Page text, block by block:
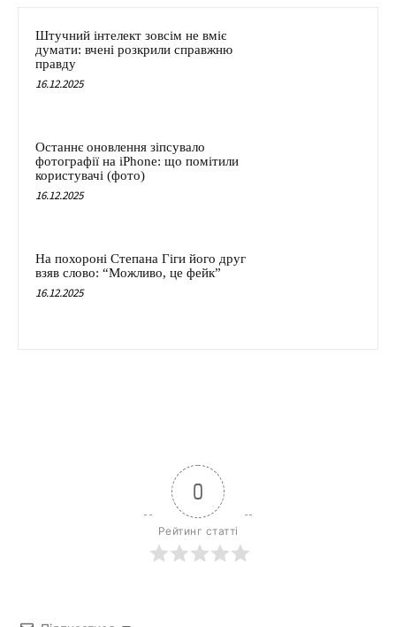
Штучний інтелект зовсім не вміє
думати: вчені розкрили справжню
правду
16.12.2025
Останнє оновлення зіпсувало
фотографії на iPhone: що помітили
користувачі (фото)
16.12.2025
На похороні Степана Гіги його друг
взяв слово: “Можливо, це фейк”
16.12.2025
0
Рейтинг статті